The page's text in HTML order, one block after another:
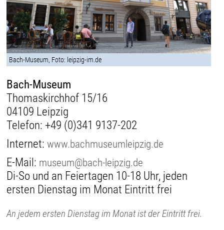
Bach-Museum, Foto: leipzig-im.de
Bach-Museum
Thomaskirchhof 15/16
04109 Leipzig
Telefon: +49 (0)341 9137-202
Internet:www.bachmuseumleipzig.de
E-Mail: museum@bach-leipzig.de
Di-So und an Feiertagen 10-18 Uhr, jeden
ersten Dienstag im Monat Eintritt frei
An jedem ersten Dienstag im Monat ist der Eintritt frei.